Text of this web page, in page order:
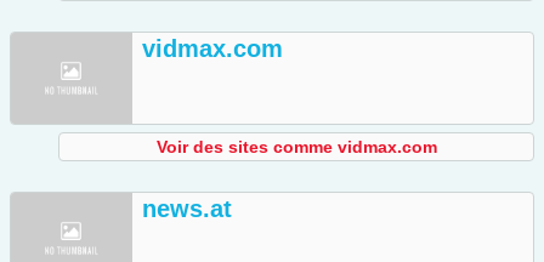
vidmax.com
Voir des sites comme vidmax.com
news.at